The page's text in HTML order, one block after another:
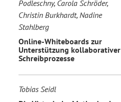
Podleschny, Carola Schröder,
Christin Burkhardt, Nadine
Stahlberg
Online-Whiteboards zur
Unterstützung kollaborativer
Schreibprozesse
Tobias Seidl